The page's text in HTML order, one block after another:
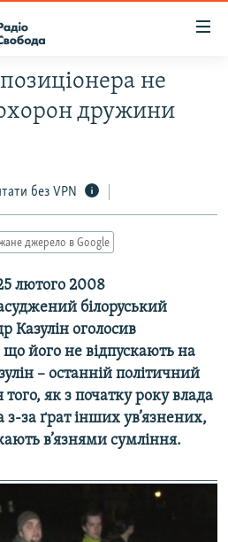
не
дружини
без VPN
джерело в Google
лютого 2008
білоруський
Казулін оголосив
що його не відпускають на
– останній політичний
того, як з початку року влада
з-за ґрат інших ув’язнених,
в’язнями сумління.